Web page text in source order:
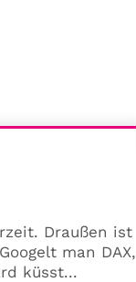
Draußen ist
man DAX,
küsst...